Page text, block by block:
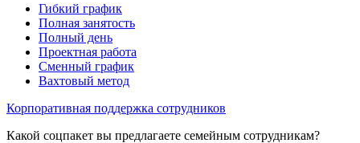
Гибкий график
Полная занятость
Полный день
Проектная работа
Сменный график
Вахтовый метод
Корпоративная поддержка сотрудников
Какой соцпакет вы предлагаете семейным сотрудникам?